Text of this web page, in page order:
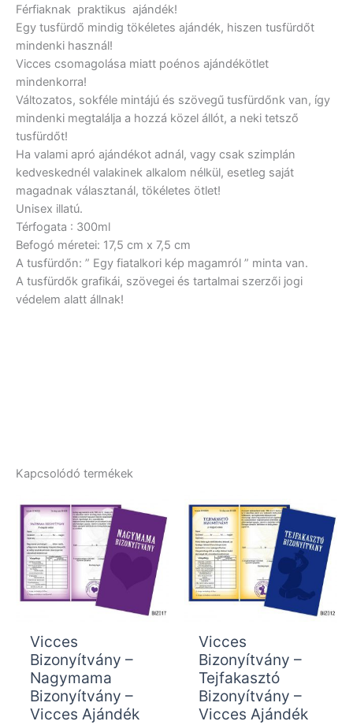
Férfiaknak praktikus ajándék!
Egy tusfürdő mindig tökéletes ajándék, hiszen tusfürdőt
mindenki használ!
Vicces csomagolása miatt poénos ajándékötlet
mindenkorra!
Változatos, sokféle mintájú és szövegű tusfürdőnk van, így
mindenki megtalálja a hozzá közel állót, a neki tetsző
tusfürdőt!
Ha valami apró ajándékot adnál, vagy csak szimplán
kedveskednél valakinek alkalom nélkül, esetleg saját
magadnak választanál, tökéletes ötlet!
Unisex illatú.
Térfogata : 300ml
Befogó méretei: 17,5 cm x 7,5 cm
A tusfürdőn: ” Egy fiatalkori kép magamról ” minta van.
A tusfürdők grafikái, szövegei és tartalmai szerzői jogi
védelem alatt állnak!
Kapcsolódó termékek
Vicces
Bizonyítvány –
Nagymama
Bizonyítvány –
Vicces Ajándék
Vicces
Bizonyítvány –
Tejfakasztó
Bizonyítvány –
Vicces Ajándék